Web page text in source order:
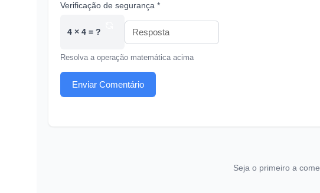
Verificação de segurança *
4 × 4 = ?
Resolva a operação matemática acima
Enviar Comentário
Seja o primeiro a